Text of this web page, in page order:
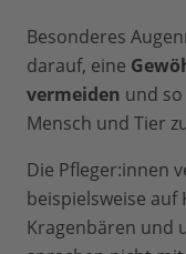
Besonderes
darauf, eine
vermeiden und
Mensch und Tier
Die Pfleger:innen
beispielsweise
Kragenbären und